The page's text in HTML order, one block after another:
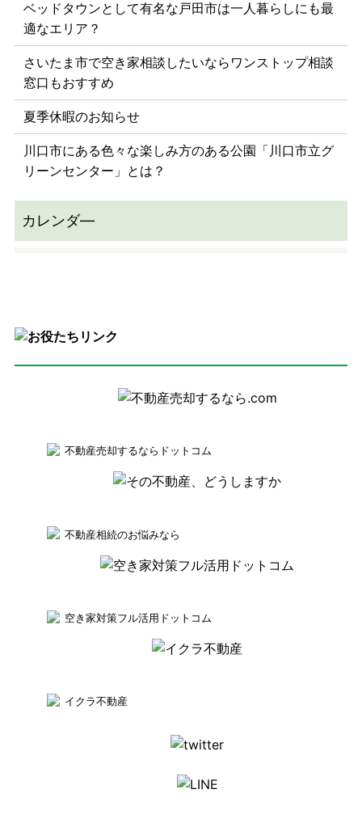
ベッドタウンとして有名な戸田市は一人暮らしにも最
適なエリア？
さいたま市で空き家相談したいならワンストップ相談
窓口もおすすめ
夏季休暇のお知らせ
川口市にある色々な楽しみ方のある公園「川口市立グ
リーンセンター」とは？
不動産売却するならドットコム
不動産相続のお悩みなら
空き家対策フル活用ドットコム
イクラ不動産